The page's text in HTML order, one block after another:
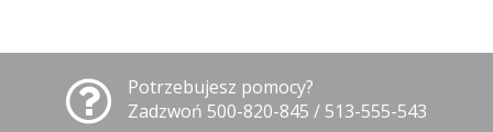
Potrzebujesz pomocy?
Zadzwoń 500-820-845 / 513-555-543